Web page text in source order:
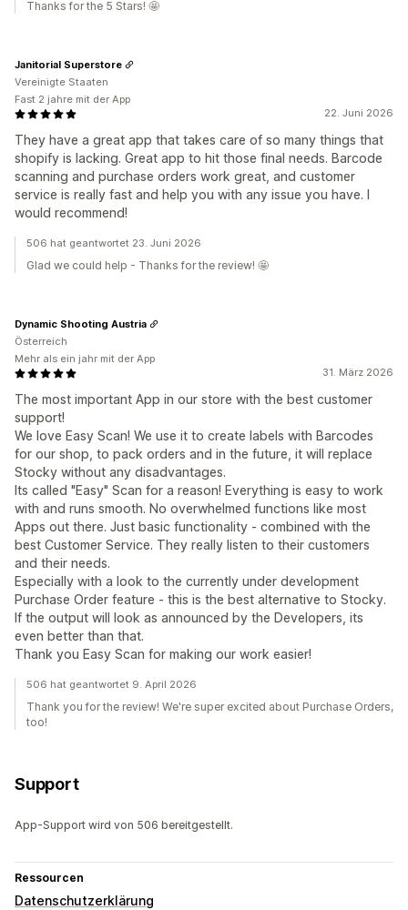
Thanks for the 5 Stars! 🤩
22. Juni 2026
They have a great app that takes care of so many things that
shopify is lacking. Great app to hit those final needs. Barcode
scanning and purchase orders work great, and customer
service is really fast and help you with any issue you have. I
would recommend!
Janitorial Superstore
Vereinigte Staaten
Fast 2 jahre mit der App
506 hat geantwortet 23. Juni 2026
Glad we could help - Thanks for the review! 🤩
31. März 2026
The most important App in our store with the best customer
support!
We love Easy Scan! We use it to create labels with Barcodes
for our shop, to pack orders and in the future, it will replace
Stocky without any disadvantages.
Its called "Easy" Scan for a reason! Everything is easy to work
with and runs smooth. No overwhelmed functions like most
Apps out there. Just basic functionality - combined with the
best Customer Service. They really listen to their customers
and their needs.
Especially with a look to the currently under development
Purchase Order feature - this is the best alternative to Stocky.
If the output will look as announced by the Developers, its
even better than that.
Thank you Easy Scan for making our work easier!
Dynamic Shooting Austria
Österreich
Mehr als ein jahr mit der App
506 hat geantwortet 9. April 2026
Thank you for the review! We're super excited about Purchase Orders,
too!
Support
App-Support wird von 506 bereitgestellt.
Ressourcen
Datenschutzerklärung